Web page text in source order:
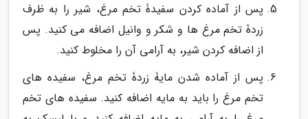
پس از آماده کردن سفیدۀ تخم مرغ، شیر را به ظرف
زردۀ تخم مرغ ها و شکر و وانیل اضافه می کنید. پس
از اضافه کردن شیر، به آرامی آن را مخلوط کنید.
پس از آماده شدن مایۀ زردۀ تخم مرغ، سفیده های
تخم مرغ را باید به مایه اضافه کنید. سفیده های تخم